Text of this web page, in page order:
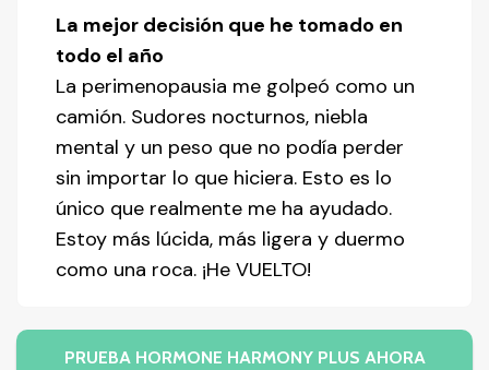
La mejor decisión que he tomado en
todo el año
La perimenopausia me golpeó como un
camión. Sudores nocturnos, niebla
mental y un peso que no podía perder
sin importar lo que hiciera. Esto es lo
único que realmente me ha ayudado.
Estoy más lúcida, más ligera y duermo
como una roca. ¡He VUELTO!
PRUEBA HORMONE HARMONY PLUS AHORA